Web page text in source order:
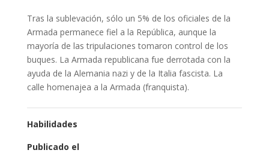
Tras la sublevación, sólo un 5% de los oficiales de la
Armada permanece fiel a la República, aunque la
mayoría de las tripulaciones tomaron control de los
buques. La Armada republicana fue derrotada con la
ayuda de la Alemania nazi y de la Italia fascista. La
calle homenajea a la Armada (franquista).
Habilidades
Publicado el